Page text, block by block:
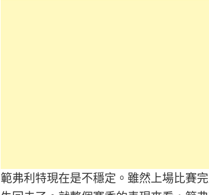
範弗利特現在是不穩定。雖然上場比賽